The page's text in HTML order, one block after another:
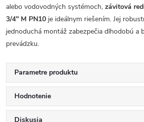
alebo vodovodných systémoch, závitová
3/4" M PN10 je ideálnym riešením. Jej
jednoduchá montáž zabezpečia dlhodobú a
prevádzku.
Parametre produktu
Hodnotenie
Diskusia